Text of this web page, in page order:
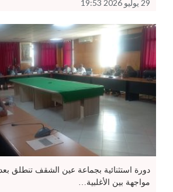
29 يوليو 2026 19:53
مواجهة بين الأغلبية…